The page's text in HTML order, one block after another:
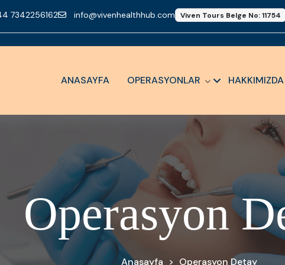
7342256162 info@vivenhealthhub.com Viven Tours Belge No: 11754
ANASAYFA OPERASYONLAR HAKKIMIZDA
Operasyon D
Anasayfa > Operasyon Detay